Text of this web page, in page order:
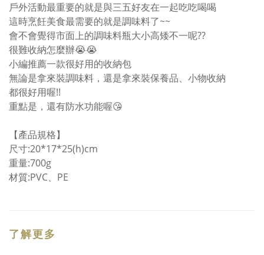
戶外活動最重要的就是與三五好友在一起吃吃喝喝
這時烹飪美食最需要的就是調味料了~~
會不會覺得市面上的調味料瓶大小高矮不一呢??
很難收納怎麼辦😭😭
小編推薦一款很好用的收納包
無論是拿來裝調味料，還是拿來裝保養品、小物收納
都很好用喔!!
重點是，還有防水功能喔😘
【產品規格】
尺寸:20*17*25(h)cm
重量:700g
材質:PVC、PE
了解更多